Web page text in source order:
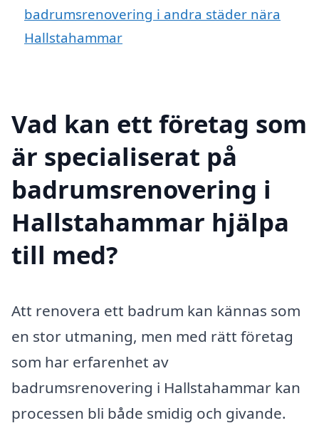
badrumsrenovering i andra städer nära
Hallstahammar
Vad kan ett företag som
är specialiserat på
badrumsrenovering i
Hallstahammar hjälpa
till med?
Att renovera ett badrum kan kännas som
en stor utmaning, men med rätt företag
som har erfarenhet av
badrumsrenovering i Hallstahammar kan
processen bli både smidig och givande.